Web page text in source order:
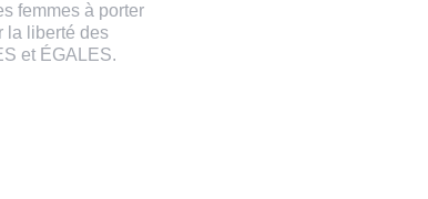
femmes à porter
la liberté des
et ÉGALES.